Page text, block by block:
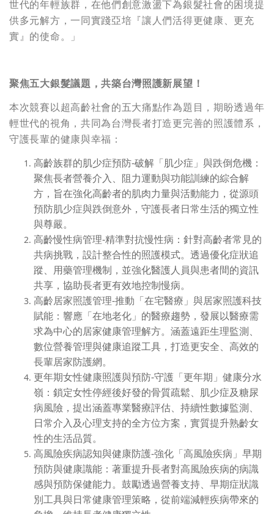
世代的年輕族群，在他們創意激盪下為銀髮社會的困境提
供多元解方，一同實踐亞培『讓人們活得更健康、更充
實』的使命。」
聚焦五大銀髮議題，共築台灣照護新展望！
本次競賽以超高齡社會的五大痛點作為題目，期盼透過年
輕世代的視角，共同為台灣長者打造更完善的照護體系，
守護長輩的健康與幸福：
高齡族群的肌少症預防-破解「肌少症」與跌倒危機：
聚焦長者營養介入、阻力運動與功能訓練的綜合解
方，旨在強化高齡者的肌肉力量與活動能力，從源頭
預防肌少症與跌倒意外，守護長者日常生活的獨立性
與尊嚴。
高齡慢性病管理-精準對抗慢性病：針對高齡者常見的
共病挑戰，設計整合性的照護模式。透過優化症狀追
蹤、用藥管理機制，並強化醫護人員與患者間的資訊
共享，協助長者更有效地控制慢病。
高齡居家照護管理-推動「在宅醫療」與居家照護科技
賦能：響應「在地老化」的醫療趨勢，發展以醫療需
求為中心的居家健康管理解方。涵蓋遠距生理監測、
數位營養管理與健康追蹤工具，打造更安全、高效的
長輩居家防護網。
更年期女性健康照護與預防-守護「更年期」健康分水
嶺：鎖定女性停經後好發的骨質疏鬆、肌少症及糖尿
病風險，提出涵蓋專業醫療評估、持續性數據監測、
日常介入及心理支持的全方位方案，實質提升熟齡女
性的生活品質。
高風險疾病認知與健康防護-強化「高風險疾病」早期
預防與健康識能：著重提升長者對高風險疾病的病識
感與預防保健能力。鼓勵透過營養支持、早期症狀識
別工具與日常健康管理策略，從前端減輕疾病帶來的